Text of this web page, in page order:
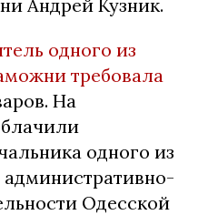
Андрей Кузник.
одного из
требовала
На
одного из
Одесской